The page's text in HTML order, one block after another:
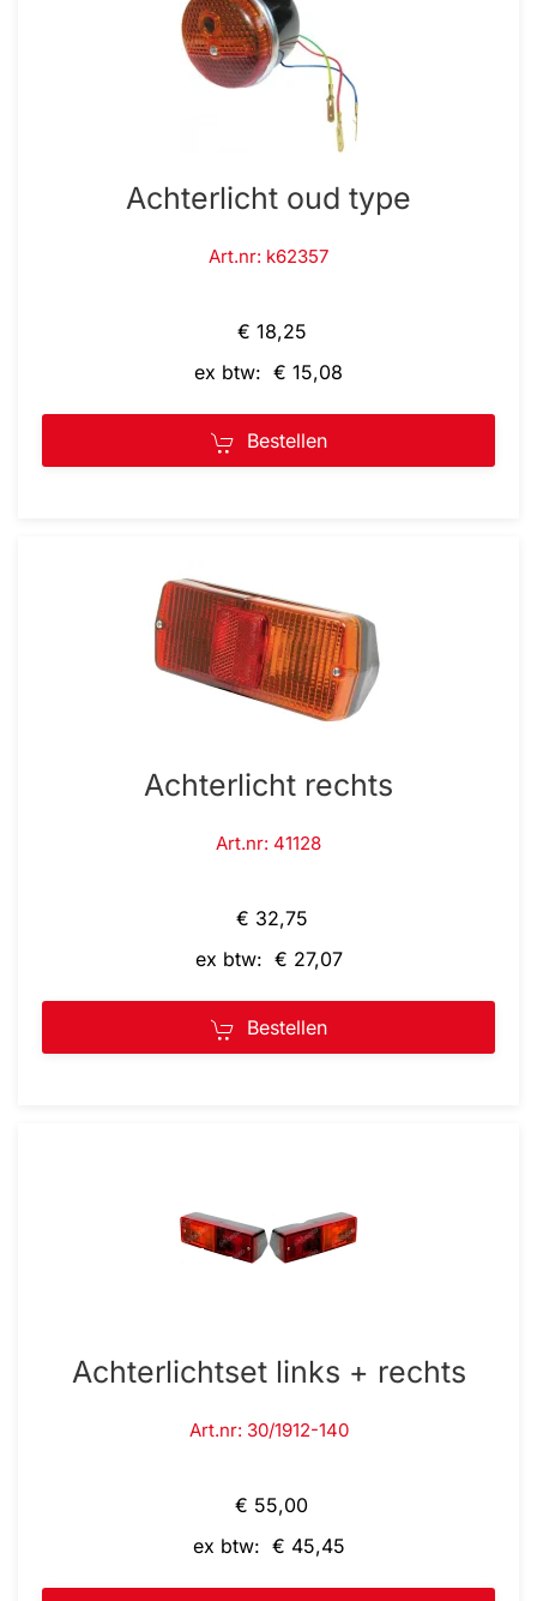
Achterlicht oud type
Art.nr: k62357
€ 18,25
ex btw: € 15,08
Bestellen
Achterlicht rechts
Art.nr: 41128
€ 32,75
ex btw: € 27,07
Bestellen
Achterlichtset links + rechts
Art.nr: 30/1912-140
€ 55,00
ex btw: € 45,45